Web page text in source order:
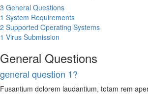
3 General Questions
1 System Requirements
2 Supported Operating Systems
1 Virus Submission
General Questions
general question 1?
Fusantium dolorem laudantium, totam rem